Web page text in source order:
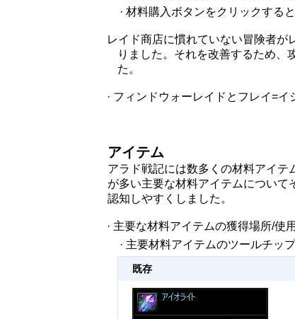
· 材料購入ボタンをクリックする
レイド商店に慣れていない冒険者
りました。それを改善するため、
た。
· フィンドウォーレイドとフレイ=
アイテム
アラド戦記には数多くの材料アイ
が多い主要な材料アイテムについ
認知しやすくしました。
· 主要な材料アイテムの獲得場所/使
· 主要材料アイテムのツールチッ
既存